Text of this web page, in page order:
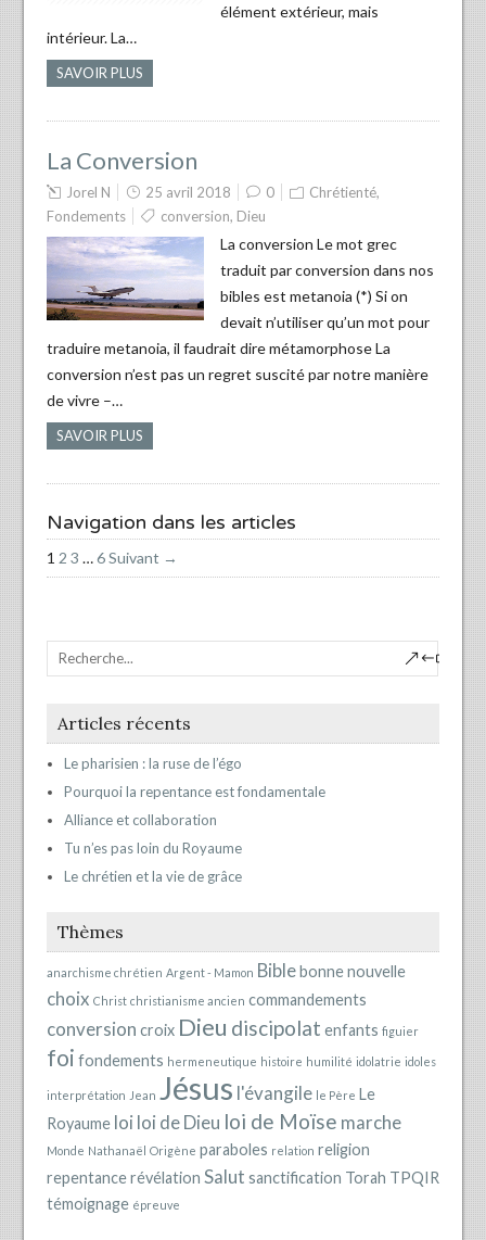
élément extérieur, mais
intérieur. La…
SAVOIR PLUS
La Conversion
Jorel N 25 avril 2018 0 Chrétienté,
Fondements
conversion, Dieu
La conversion Le mot grec
traduit par conversion dans nos
bibles est metanoia (*) Si on
devait n’utiliser qu’un mot pour
traduire metanoia, il faudrait dire métamorphose La
conversion n’est pas un regret suscité par notre manière
de vivre –…
SAVOIR PLUS
Navigation dans les articles
1 2 3 … 6 Suivant →
Articles récents
Le pharisien : la ruse de l’égo
Pourquoi la repentance est fondamentale
Alliance et collaboration
Tu n’es pas loin du Royaume
Le chrétien et la vie de grâce
Thèmes
anarchisme chrétien Argent - Mamon Bible bonne nouvelle
choix Christ christianisme ancien commandements
conversion croix Dieu discipolat enfants figuier
foi fondements hermeneutique histoire humilité idolatrie idoles
interprétation Jean Jésus l'évangile le Père Le
Royaume loi loi de Dieu loi de Moïse marche
Monde Nathanaël Origène paraboles relation religion
repentance révélation Salut sanctification Torah TPQIR
témoignage épreuve